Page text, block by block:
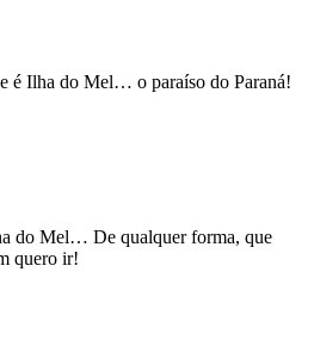
é Ilha do Mel… o paraíso do Paraná!
do Mel… De qualquer forma, que
quero ir!